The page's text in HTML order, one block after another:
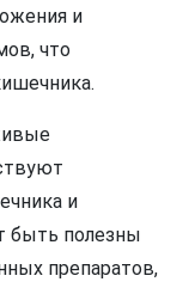
и
что
и
быть полезны
препаратов,